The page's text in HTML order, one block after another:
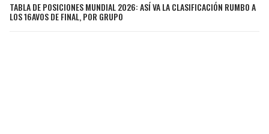
TABLA DE POSICIONES MUNDIAL 2026: ASÍ VA LA CLASIFICACIÓN RUMBO A
LOS 16AVOS DE FINAL, POR GRUPO